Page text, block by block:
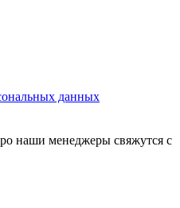
данных
наши менеджеры свяжутся с